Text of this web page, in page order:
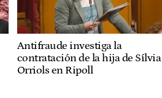
Antifraude investiga la
contratación de la hija de Sílvia
Orriols en Ripoll